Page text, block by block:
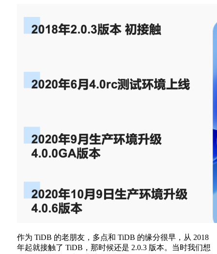
作为 TiDB 的老朋友，多点和 TiDB 的缘分很早，从 2018
年起就接触了 TiDB，那时候还是 2.0.3 版本。当时我们想